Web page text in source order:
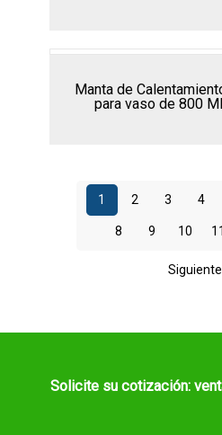
Manta de
para vaso de 800
1 2 3 4
8 9 10 11
Siguiente
Solicite su cotización: